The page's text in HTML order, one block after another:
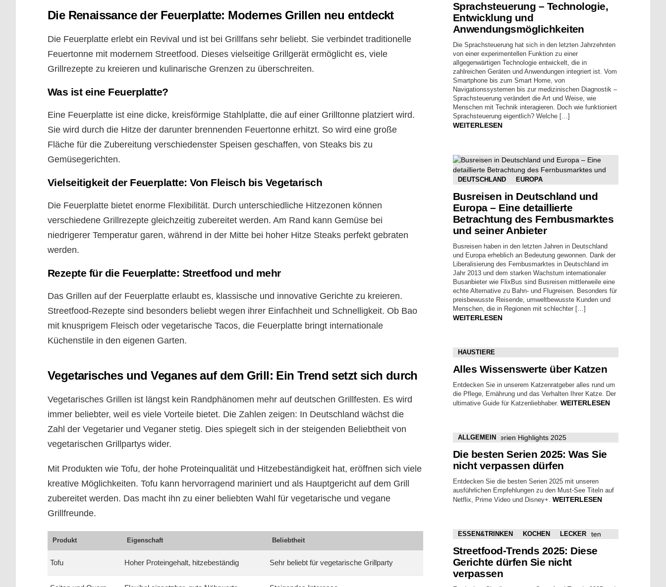
Die Renaissance der Feuerplatte: Modernes Grillen neu entdeckt
Die Feuerplatte erlebt ein Revival und ist bei Grillfans sehr beliebt. Sie verbindet traditionelle
Feuertonne mit modernem Streetfood. Dieses vielseitige Grillgerät ermöglicht es, viele
Grillrezepte zu kreieren und kulinarische Grenzen zu überschreiten.
Was ist eine Feuerplatte?
Eine Feuerplatte ist eine dicke, kreisförmige Stahlplatte, die auf einer Grilltonne platziert wird.
Sie wird durch die Hitze der darunter brennenden Feuertonne erhitzt. So wird eine große
Fläche für die Zubereitung verschiedenster Speisen geschaffen, von Steaks bis zu
Gemüsegerichten.
Vielseitigkeit der Feuerplatte: Von Fleisch bis Vegetarisch
Die Feuerplatte bietet enorme Flexibilität. Durch unterschiedliche Hitzezonen können
verschiedene Grillrezepte gleichzeitig zubereitet werden. Am Rand kann Gemüse bei
niedrigerer Temperatur garen, während in der Mitte bei hoher Hitze Steaks perfekt gebraten
werden.
Rezepte für die Feuerplatte: Streetfood und mehr
Das Grillen auf der Feuerplatte erlaubt es, klassische und innovative Gerichte zu kreieren.
Streetfood-Rezepte sind besonders beliebt wegen ihrer Einfachheit und Schnelligkeit. Ob Bao
mit knusprigem Fleisch oder vegetarische Tacos, die Feuerplatte bringt internationale
Küchenstile in den eigenen Garten.
Vegetarisches und Veganes auf dem Grill: Ein Trend setzt sich durch
Vegetarisches Grillen ist längst kein Randphänomen mehr auf deutschen Grillfesten. Es wird
immer beliebter, weil es viele Vorteile bietet. Die Zahlen zeigen: In Deutschland wächst die
Zahl der Vegetarier und Veganer stetig. Dies spiegelt sich in der steigenden Beliebtheit von
vegetarischen Grillpartys wider.
Mit Produkten wie Tofu, der hohe Proteinqualität und Hitzebeständigkeit hat, eröffnen sich viele
kreative Möglichkeiten. Tofu kann hervorragend mariniert und als Hauptgericht auf dem Grill
zubereitet werden. Das macht ihn zu einer beliebten Wahl für vegetarische und vegane
Grillfreunde.
Produkt Eigenschaft Beliebtheit
Tofu Hoher Proteingehalt, hitzebeständig Sehr beliebt für vegetarische Grillparty
Sprachsteuerung – Technologie,
Entwicklung und
Anwendungsmöglichkeiten
Die Sprachsteuerung hat sich in den letzten Jahrzehnten
von einer experimentellen Funktion zu einer
allgegenwärtigen Technologie entwickelt, die in
zahlreichen Geräten und Anwendungen integriert ist. Vom
Smartphone bis zum Smart Home, von
Navigationssystemen bis zur medizinischen Diagnostik –
Sprachsteuerung verändert die Art und Weise, wie
Menschen mit Technik interagieren. Doch wie funktioniert
Sprachsteuerung eigentlich? Welche […]
WEITERLESEN
DEUTSCHLAND EUROPA
Busreisen in Deutschland und
Europa – Eine detaillierte
Betrachtung des Fernbusmarktes
und seiner Anbieter
Busreisen haben in den letzten Jahren in Deutschland
und Europa erheblich an Bedeutung gewonnen. Dank der
Liberalisierung des Fernbusmarktes in Deutschland im
Jahr 2013 und dem starken Wachstum internationaler
Busanbieter wie FlixBus sind Busreisen mittlerweile eine
echte Alternative zu Bahn- und Flugreisen. Besonders für
preisbewusste Reisende, umweltbewusste Kunden und
Menschen, die in Regionen mit schlechter […]
WEITERLESEN
HAUSTIERE
Alles Wissenswerte über Katzen
Entdecken Sie in unserem Katzenratgeber alles rund um
die Pflege, Ernährung und das Verhalten Ihrer Katze. Der
ultimative Guide für Katzenliebhaber. WEITERLESEN
ALLGEMEIN
Die besten Serien 2025: Was Sie
nicht verpassen dürfen
Entdecken Sie die besten Serien 2025 mit unseren
ausführlichen Empfehlungen zu den Must-See Titeln auf
Netflix, Prime Video und Disney+. WEITERLESEN
ESSEN&TRINKEN KOCHEN LECKER
Streetfood-Trends 2025: Diese
Gerichte dürfen Sie nicht
verpassen